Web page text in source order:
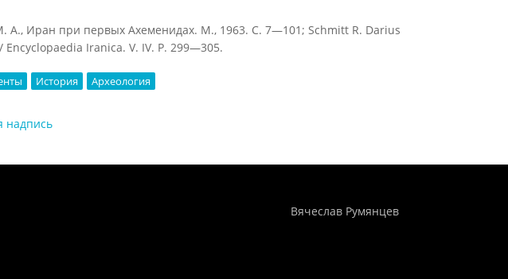
А., Иран при первых Ахеменидах. М., 1963. С. 7—101; Schmitt R. Darius
Iranica. V. IV. P. 299—305.
История Археология
надпись
Вячеслав Румянцев